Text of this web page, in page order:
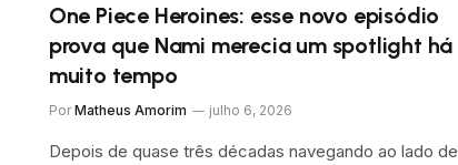
One Piece Heroines: esse novo episódio
prova que Nami merecia um spotlight há
muito tempo
Por Matheus Amorim julho 6, 2026
Depois de quase três décadas navegando ao lado de